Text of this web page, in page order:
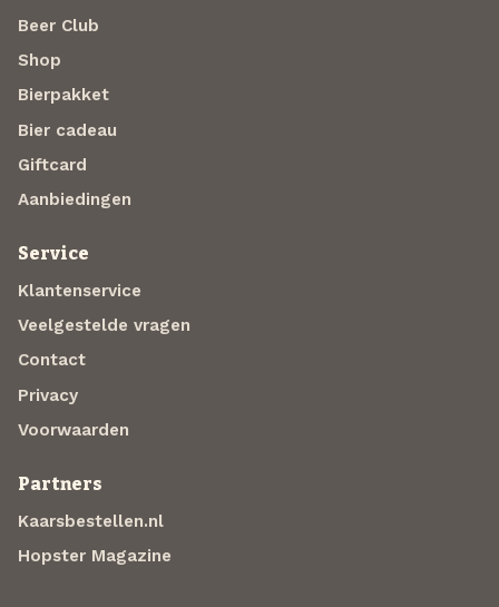
Beer Club
Shop
Bierpakket
Bier cadeau
Giftcard
Aanbiedingen
Service
Klantenservice
Veelgestelde vragen
Contact
Privacy
Voorwaarden
Partners
Kaarsbestellen.nl
Hopster Magazine